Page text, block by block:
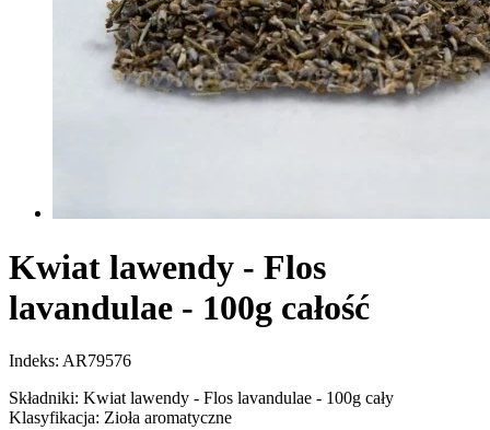
Kwiat lawendy - Flos
lavandulae - 100g całość
Indeks: AR79576
Składniki: Kwiat lawendy - Flos lavandulae - 100g cały
Klasyfikacja: Zioła aromatyczne